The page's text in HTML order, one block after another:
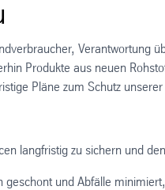
Verantwortung
Produkte aus neuen
Pläne zum Schutz unserer
langfristig zu sichern und
und Abfälle